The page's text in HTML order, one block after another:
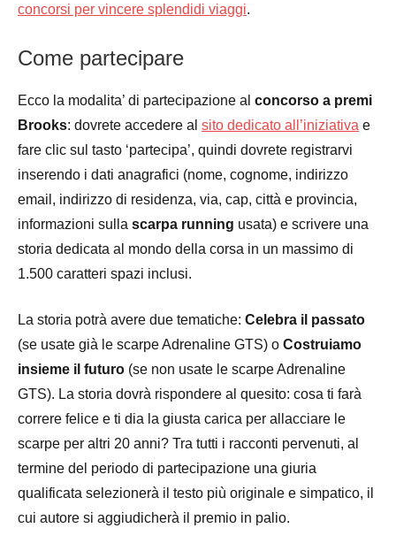
concorsi per vincere splendidi viaggi.
Come partecipare
Ecco la modalita’ di partecipazione al concorso a premi
Brooks: dovrete accedere al sito dedicato all’iniziativa e
fare clic sul tasto ‘partecipa’, quindi dovrete registrarvi
inserendo i dati anagrafici (nome, cognome, indirizzo
email, indirizzo di residenza, via, cap, città e provincia,
informazioni sulla scarpa running usata) e scrivere una
storia dedicata al mondo della corsa in un massimo di
1.500 caratteri spazi inclusi.
La storia potrà avere due tematiche: Celebra il passato
(se usate già le scarpe Adrenaline GTS) o Costruiamo
insieme il futuro (se non usate le scarpe Adrenaline
GTS). La storia dovrà rispondere al quesito: cosa ti farà
correre felice e ti dia la giusta carica per allacciare le
scarpe per altri 20 anni? Tra tutti i racconti pervenuti, al
termine del periodo di partecipazione una giuria
qualificata selezionerà il testo più originale e simpatico, il
cui autore si aggiudicherà il premio in palio.